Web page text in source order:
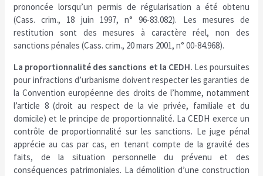
prononcée lorsqu’un permis de régularisation a été obtenu
(Cass. crim., 18 juin 1997, n° 96-83.082). Les mesures de
restitution sont des mesures à caractère réel, non des
sanctions pénales (Cass. crim., 20 mars 2001, n° 00-84.968).
La proportionnalité des sanctions et la CEDH. Les poursuites
pour infractions d’urbanisme doivent respecter les garanties de
la Convention européenne des droits de l’homme, notamment
l’article 8 (droit au respect de la vie privée, familiale et du
domicile) et le principe de proportionnalité. La CEDH exerce un
contrôle de proportionnalité sur les sanctions. Le juge pénal
apprécie au cas par cas, en tenant compte de la gravité des
faits, de la situation personnelle du prévenu et des
conséquences patrimoniales. La démolition d’une construction